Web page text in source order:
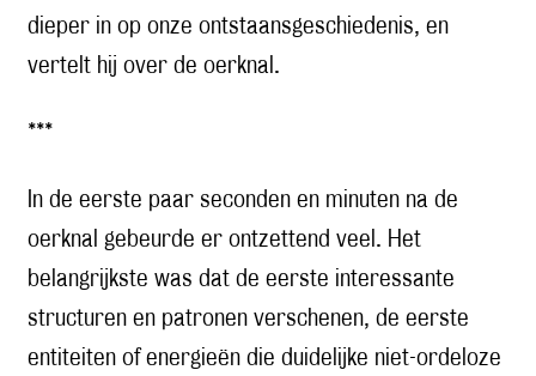
dieper in op onze ontstaansgeschiedenis, en
vertelt hij over de oerknal.
***
In de eerste paar seconden en minuten na de
oerknal gebeurde er ontzettend veel. Het
belangrijkste was dat de eerste interessante
structuren en patronen verschenen, de eerste
entiteiten of energieën die duidelijke niet-ordeloze